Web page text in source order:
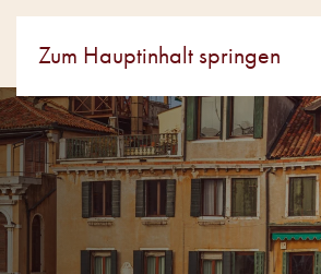
Zum Hauptinhalt springen
Ferienwohnungen in